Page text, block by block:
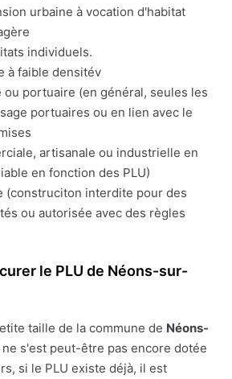
urbaine à vocation d'habitat
individuels.
à faible densitév
ou portuaire (en général, seules les
portuaires ou en lien avec le
artisanale ou industrielle en
en fonction des PLU)
(construciton interdite pour des
ou autorisée avec des règles
le PLU de Néons-sur-
taille de la commune de Néons-
s'est peut-être pas encore dotée
si le PLU existe déjà, il est